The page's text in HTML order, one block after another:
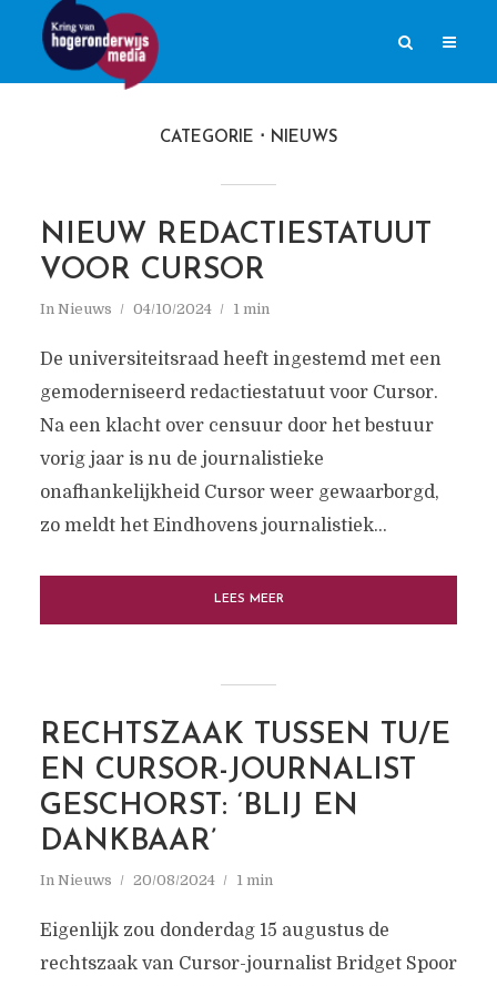
CATEGORIE NIEUWS
NIEUW REDACTIESTATUUT
VOOR CURSOR
In Nieuws 04/10/2024 1 min
De universiteitsraad heeft ingestemd met een
gemoderniseerd redactiestatuut voor Cursor.
Na een klacht over censuur door het bestuur
vorig jaar is nu de journalistieke
onafhankelijkheid Cursor weer gewaarborgd,
zo meldt het Eindhovens journalistiek...
LEES MEER
RECHTSZAAK TUSSEN TU/E
EN CURSOR-JOURNALIST
GESCHORST: ‘BLIJ EN
DANKBAAR’
In Nieuws 20/08/2024 1 min
Eigenlijk zou donderdag 15 augustus de
rechtszaak van Cursor-journalist Bridget Spoor